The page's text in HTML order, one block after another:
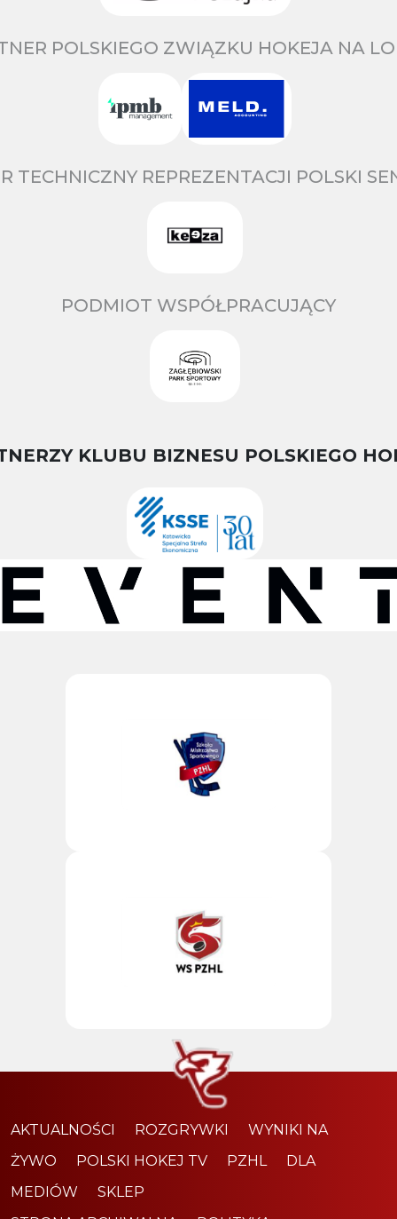
POLSKIEGO ZWIĄZKU HOKEJA NA
TECHNICZNY REPREZENTACJI POLSKI
PODMIOT WSPÓŁPRACUJĄCY
KLUBU BIZNESU POLSKIEGO
AKTUALNOŚCI ROZGRYWKI
WYNIKI NA
ŻYWO
POLSKI HOKEJ TV PZHL
DLA
MEDIÓW
SKLEP